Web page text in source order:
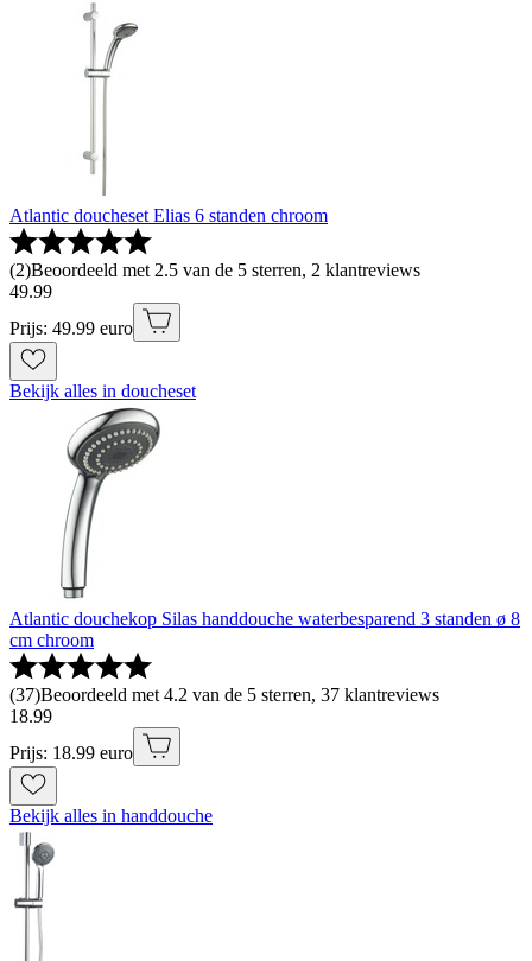
Atlantic doucheset Elias 6 standen chroom
(2)Beoordeeld met 2.5 van de 5 sterren, 2 klantreviews
49.99
Prijs: 49.99 euro
Bekijk alles in doucheset
Atlantic douchekop Silas handdouche waterbesparend 3 standen ø 8
cm chroom
(37)Beoordeeld met 4.2 van de 5 sterren, 37 klantreviews
18.99
Prijs: 18.99 euro
Bekijk alles in handdouche